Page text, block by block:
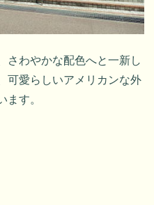
さわやかな配色へと一新し
可愛らしいアメリカンな外
ます。